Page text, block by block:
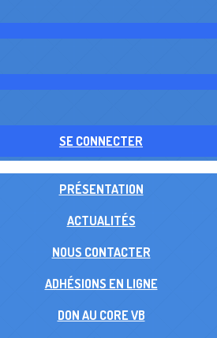
SE CONNECTER
PRÉSENTATION
ACTUALITÉS
NOUS CONTACTER
ADHÉSIONS EN LIGNE
DON AU CORE VB